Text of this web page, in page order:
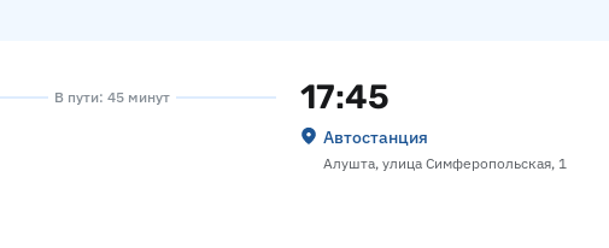
В пути: 45 минут 17:45
Автостанция
Алушта, улица Симферопольская, 1